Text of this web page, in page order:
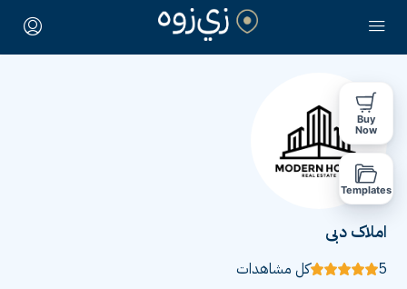
املاک دبی
5
كل مشاهدات
Buy
Now
Templates